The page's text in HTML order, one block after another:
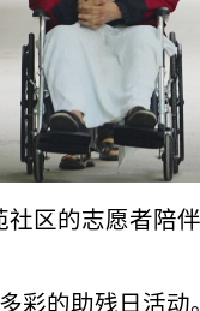
区的志愿者陪
彩的助残日活